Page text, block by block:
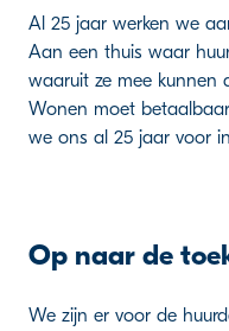
Al 25 jaar werken we
Aan een thuis waar
waaruit ze mee kunnen
Wonen moet
we ons al 25 jaar voor
Op naar de
We zijn er voor de